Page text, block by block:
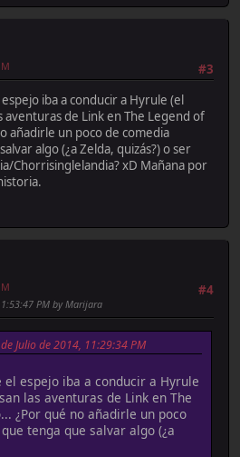
#3
iba a conducir a Hyrule (el
aventuras de Link en The Legend of
añadirle un poco de comedia
algo (¿a Zelda, quizás?) o ser
Chorrisinglelandia? xD Mañana por
#4
PM by Marijara
Julio de 2014, 11:29:34 PM
el espejo iba a conducir a Hyrule
las aventuras de Link en The
¿Por qué no añadirle un poco
tenga que salvar algo (¿a